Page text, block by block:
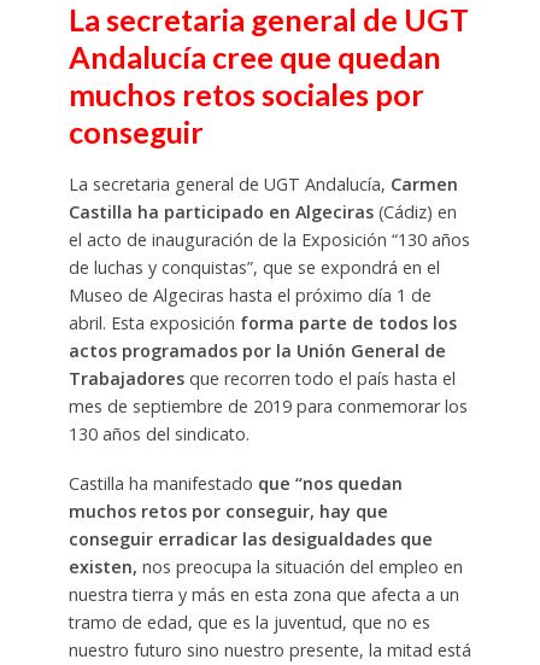
La secretaria general de UGT
Andalucía cree que quedan
muchos retos sociales por
conseguir
La secretaria general de UGT Andalucía, Carmen
Castilla ha participado en Algeciras(Cádiz) en
el acto de inauguración de la Exposición “130 años
de luchas y conquistas”, que se expondrá en el
Museo de Algeciras hasta el próximo día 1 de
abril. Esta exposición forma parte de todos los
actos programados por la Unión General de
Trabajadoresque recorren todo el país hasta el
mes de septiembre de 2019 para conmemorar los
130 años del sindicato.
Castilla ha manifestado que “nos quedan
muchos retos por conseguir, hay que
conseguir erradicar las desigualdades que
existen, nos preocupa la situación del empleo en
nuestra tierra y más en esta zona que afecta a un
tramo de edad, que es la juventud, que no es
nuestro futuro sino nuestro presente, la mitad está